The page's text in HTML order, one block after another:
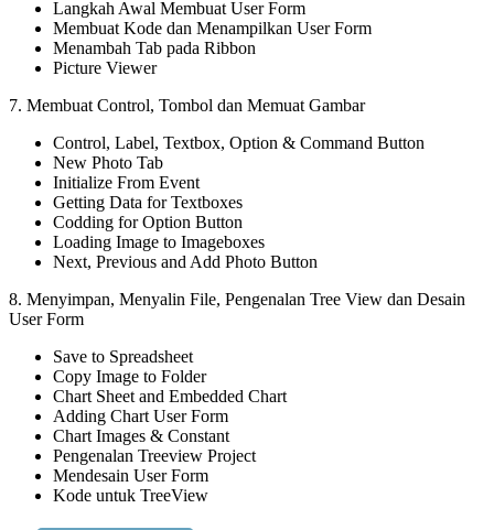
Langkah Awal Membuat User Form
Membuat Kode dan Menampilkan User Form
Menambah Tab pada Ribbon
Picture Viewer
7. Membuat Control, Tombol dan Memuat Gambar
Control, Label, Textbox, Option & Command Button
New Photo Tab
Initialize From Event
Getting Data for Textboxes
Codding for Option Button
Loading Image to Imageboxes
Next, Previous and Add Photo Button
8. Menyimpan, Menyalin File, Pengenalan Tree View dan Desain
User Form
Save to Spreadsheet
Copy Image to Folder
Chart Sheet and Embedded Chart
Adding Chart User Form
Chart Images & Constant
Pengenalan Treeview Project
Mendesain User Form
Kode untuk TreeView